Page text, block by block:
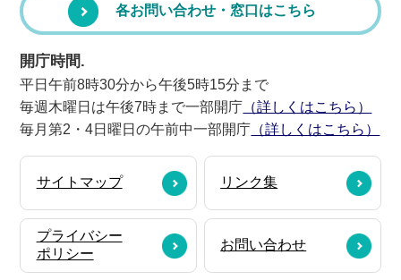
各お問い合わせ・窓口はこちら
開庁時間.
平日午前8時30分から午後5時15分まで
毎週木曜日は午後7時まで一部開庁 （詳しくはこちら）
毎月第2・4日曜日の午前中一部開庁 （詳しくはこちら）
サイトマップ リンク集
プライバシー
ポリシー
お問い合わせ